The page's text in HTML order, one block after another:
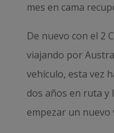
mes en cama
De nuevo con el 2
viajando por
vehículo, esta vez
dos años en ruta y
empezar un nuevo